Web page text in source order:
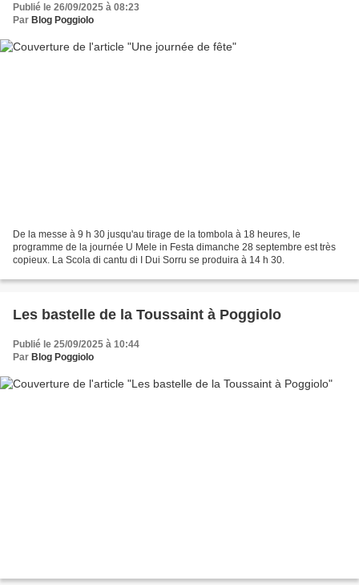
Publié le 26/09/2025 à 08:23
Par Blog Poggiolo
De la messe à 9 h 30 jusqu'au tirage de la tombola à 18 heures, le
programme de la journée U Mele in Festa dimanche 28 septembre est très
copieux. La Scola di cantu di I Dui Sorru se produira à 14 h 30.
Les bastelle de la Toussaint à Poggiolo
Publié le 25/09/2025 à 10:44
Par Blog Poggiolo